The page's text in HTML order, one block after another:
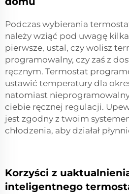
Podczas wybierania
należy wziąć pod uwagę
pierwsze, ustal, czy wolisz
programowalny, czy zaś z
ręcznym. Termostat
ustawić temperatury dla
natomiast
ciebie ręcznej regulacji.
jest zgodny z twoim
chłodzenia, aby działał
Korzyści z
inteligentnego